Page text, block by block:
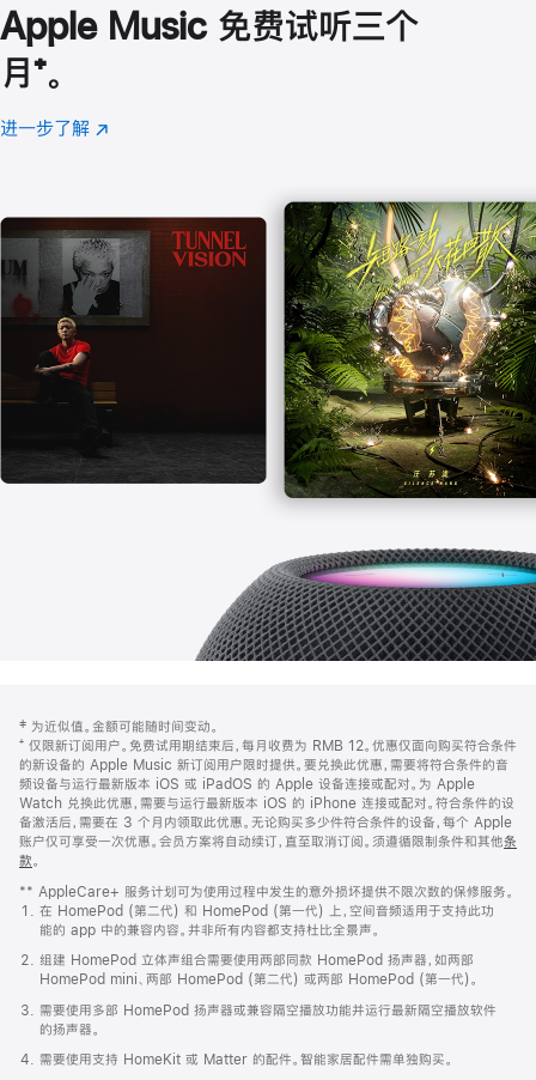
Apple Music 免费试听三个
月 脚
注
⁺。
进一步了解 Apple
(在
口
中
打
开)
页
页
脚
注
‡ 为近似值。金额可能随时间变动。
⁺ 仅限新订阅用户。免费试用期结束后，每月收费为 RMB 12。优惠仅面向购买符合条件
的新设备的 Apple Music 新订阅用户限时提供。要兑换此优惠，需要将符合条件的音
频设备与运行最新版本 iOS 或 iPadOS 的 Apple 设备连接或配对。为 Apple
Watch 兑换此优惠，需要与运行最新版本 iOS 的 iPhone 连接或配对。符合条件的设
备激活后，需要在 3 个月内领取此优惠。无论购买多少件符合条件的设备，每个 Apple
账户仅可享受一次优惠。会员方案将自动续订，直至取消订阅。须遵循限制条件和其他条
款。
窗
口
中
打
开)
** AppleCare+ 服务计划可为使用过程中发生的意外损坏提供不限次数的保修服务。
在 HomePod (第二代) 和 HomePod (第一代) 上，空间音频适用于支持此功
能的 app 中的兼容内容。并非所有内容都支持杜比全景声。
组建 HomePod 立体声组合需要使用两部同款 HomePod 扬声器，如两部
HomePod mini、两部 HomePod (第二代) 或两部 HomePod (第一代)。
需要使用多部 HomePod 扬声器或兼容隔空播放功能并运行最新隔空播放软件
的扬声器。
需要使用支持 HomeKit 或 Matter 的配件。智能家居配件需单独购买。